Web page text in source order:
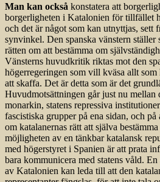
Man kan också konstatera att
borgerligheten i Katalonien för tillfället
och det är något som kan utnyttjas, sett
synvinkel. Den spanska vänstern
rätten om att bestämma om
Vänsterns huvudkritik riktas mot den
högerregeringen som vill kväsa allt som
att skaffa. Det är detta som är det
Huvudmotsättningen går just nu mellan
monarkin, statens repressiva
fascistiska grupper på ena sidan, och
om katalanernas rätt att själva
möjligheten av en tänkbar katalansk
med högerstyret i Spanien är att prata
bara kommunicera med statens våld.
av Katalonien kan leda till att den